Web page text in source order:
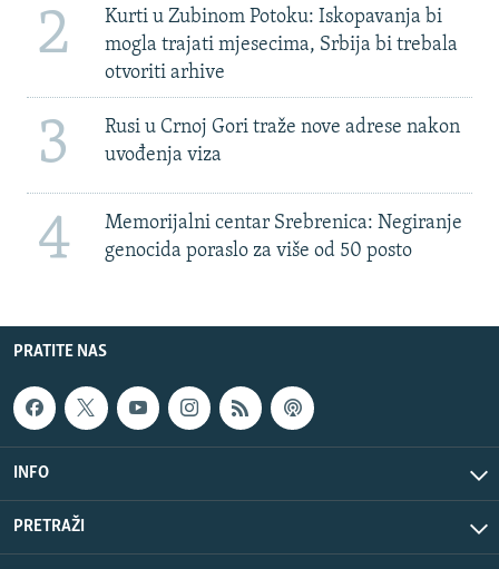
2
Kurti u Zubinom Potoku: Iskopavanja bi
mogla trajati mjesecima, Srbija bi trebala
otvoriti arhive
3
Rusi u Crnoj Gori traže nove adrese nakon
uvođenja viza
4
Memorijalni centar Srebrenica: Negiranje
genocida poraslo za više od 50 posto
PRATITE NAS
INFO
PRETRAŽI